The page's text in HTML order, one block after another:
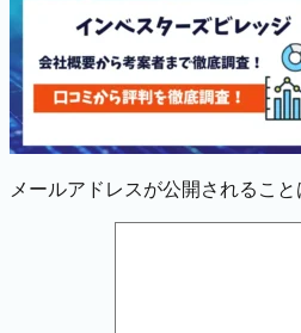
メールアドレスが公開されること